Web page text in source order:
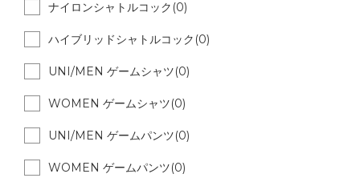
ナイロンシャトルコック(0)
ハイブリッドシャトルコック(0)
UNI/MEN ゲームシャツ(0)
WOMEN ゲームシャツ(0)
UNI/MEN ゲームパンツ(0)
WOMEN ゲームパンツ(0)